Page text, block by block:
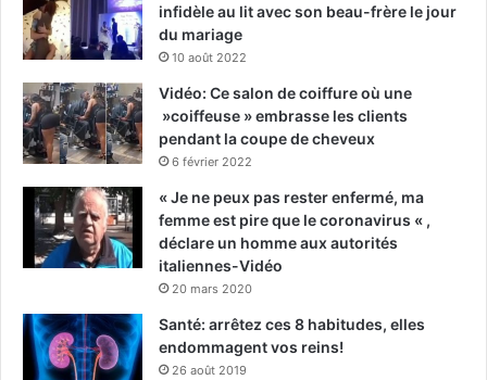
infidèle au lit avec son beau-frère le jour
du mariage
10 août 2022
Vidéo: Ce salon de coiffure où une
»coiffeuse » embrasse les clients
pendant la coupe de cheveux
6 février 2022
« Je ne peux pas rester enfermé, ma
femme est pire que le coronavirus « ,
déclare un homme aux autorités
italiennes-Vidéo
20 mars 2020
Santé: arrêtez ces 8 habitudes, elles
endommagent vos reins!
26 août 2019